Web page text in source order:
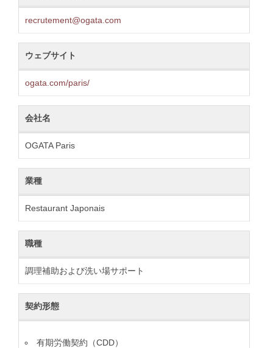
recrutement@ogata.com
ウェブサイト
ogata.com/paris/
会社名
OGATA Paris
業種
Restaurant Japonais
職種
調理補助および洗い場サポート
契約形態
有期労働契約（CDD）